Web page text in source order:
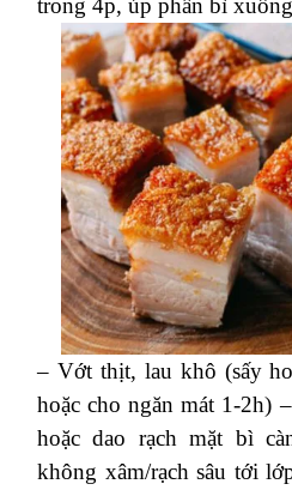
trong 4p, úp phần bì
– Vớt thịt, lau khô (sấy
hoặc cho ngăn mát 1-2h)
hoặc dao rạch mặt bì
không xâm/rạch sâu tới